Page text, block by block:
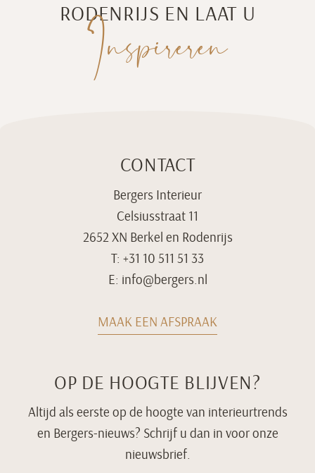
RODENRIJS EN LAAT U
Inspireren
CONTACT
Bergers Interieur
Celsiusstraat 11
2652 XN Berkel en Rodenrijs
T: +31 10 511 51 33
E: info@bergers.nl
MAAK EEN AFSPRAAK
OP DE HOOGTE BLIJVEN?
Altijd als eerste op de hoogte van interieurtrends
en Bergers-nieuws? Schrijf u dan in voor onze
nieuwsbrief.